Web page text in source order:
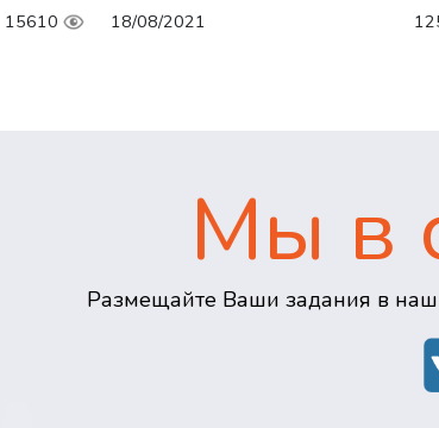
15610 18/08/2021
Мы в
Размещайте Ваши задания в